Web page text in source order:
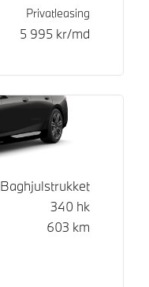
Privatleasing
5 995 kr/md
Baghjulstrukket
340 hk
603 km